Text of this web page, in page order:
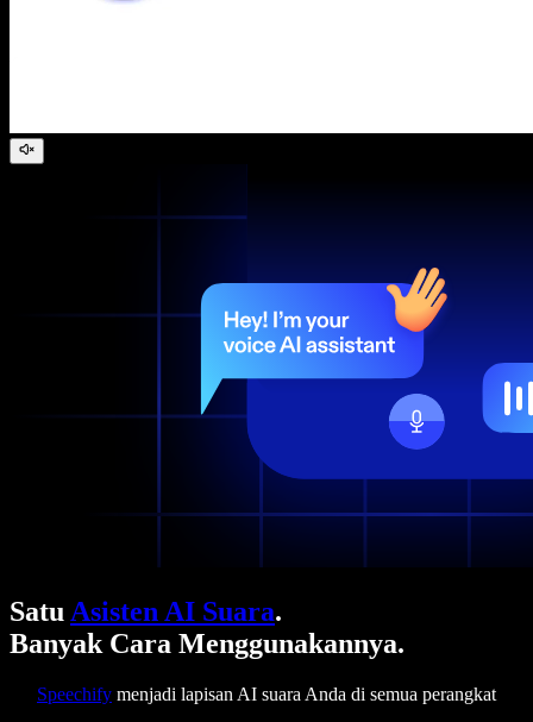
Satu Asisten AI Suara.
Banyak Cara Menggunakannya.
Speechify menjadi lapisan AI suara Anda di semua perangkat